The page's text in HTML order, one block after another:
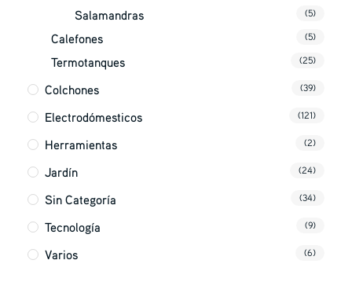
Salamandras (5)
Calefones (5)
Termotanques (25)
Colchones (39)
Electrodómesticos (121)
Herramientas (2)
Jardín (24)
Sin Categoría (34)
Tecnología (9)
Varios (6)